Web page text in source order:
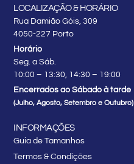
LOCALIZAÇÃO & HORÁRIO
Rua Damião Góis, 309
4050-227 Porto
Horário
Seg. a Sáb.
10:00 – 13:30, 14:30 – 19:00
Encerrados ao Sábado à tarde
(Julho, Agosto, Setembro e Outubro)
INFORMAÇÕES
Guia de Tamanhos
Termos & Condições